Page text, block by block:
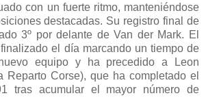
con un fuerte ritmo, manteniéndose
destacadas. Su registro final de
3º por delante de Van der Mark. El
el día marcando un tiempo de
equipo y ha precedido a Leon
Reparto Corse), que ha completado el
tras acumular el mayor número de